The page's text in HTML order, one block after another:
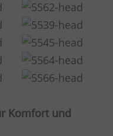
Komfort und